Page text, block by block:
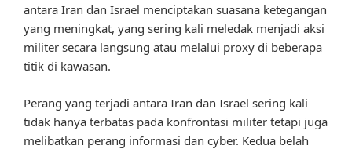
antara Iran dan Israel menciptakan suasana ketegangan
yang meningkat, yang sering kali meledak menjadi aksi
militer secara langsung atau melalui proxy di beberapa
titik di kawasan.
Perang yang terjadi antara Iran dan Israel sering kali
tidak hanya terbatas pada konfrontasi militer tetapi juga
melibatkan perang informasi dan cyber. Kedua belah